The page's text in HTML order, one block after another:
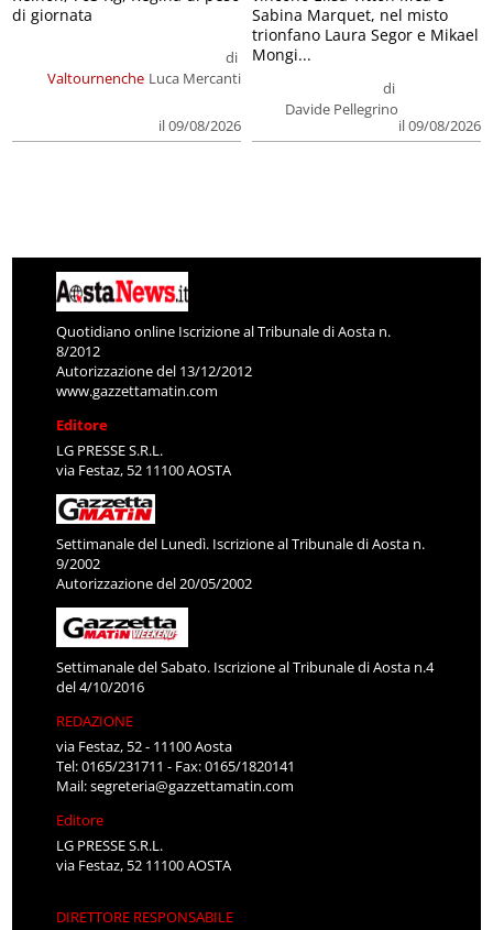
Valtournenche
di
Luca Mercanti
il 09/08/2026
di giornata
di
Davide Pellegrino
il 09/08/2026
Sabina Marquet, nel misto
trionfano Laura Segor e Mikael
Mongi...
Quotidiano online Iscrizione al Tribunale di Aosta n.
8/2012
Autorizzazione del 13/12/2012
www.gazzettamatin.com
Editore
LG PRESSE S.R.L.
via Festaz, 52 11100 AOSTA
Settimanale del Lunedì. Iscrizione al Tribunale di Aosta n.
9/2002
Autorizzazione del 20/05/2002
Settimanale del Sabato. Iscrizione al Tribunale di Aosta n.4
del 4/10/2016
REDAZIONE
via Festaz, 52 - 11100 Aosta
Tel: 0165/231711 - Fax: 0165/1820141
Mail:segreteria@gazzettamatin.com
Editore
LG PRESSE S.R.L.
via Festaz, 52 11100 AOSTA
DIRETTORE RESPONSABILE